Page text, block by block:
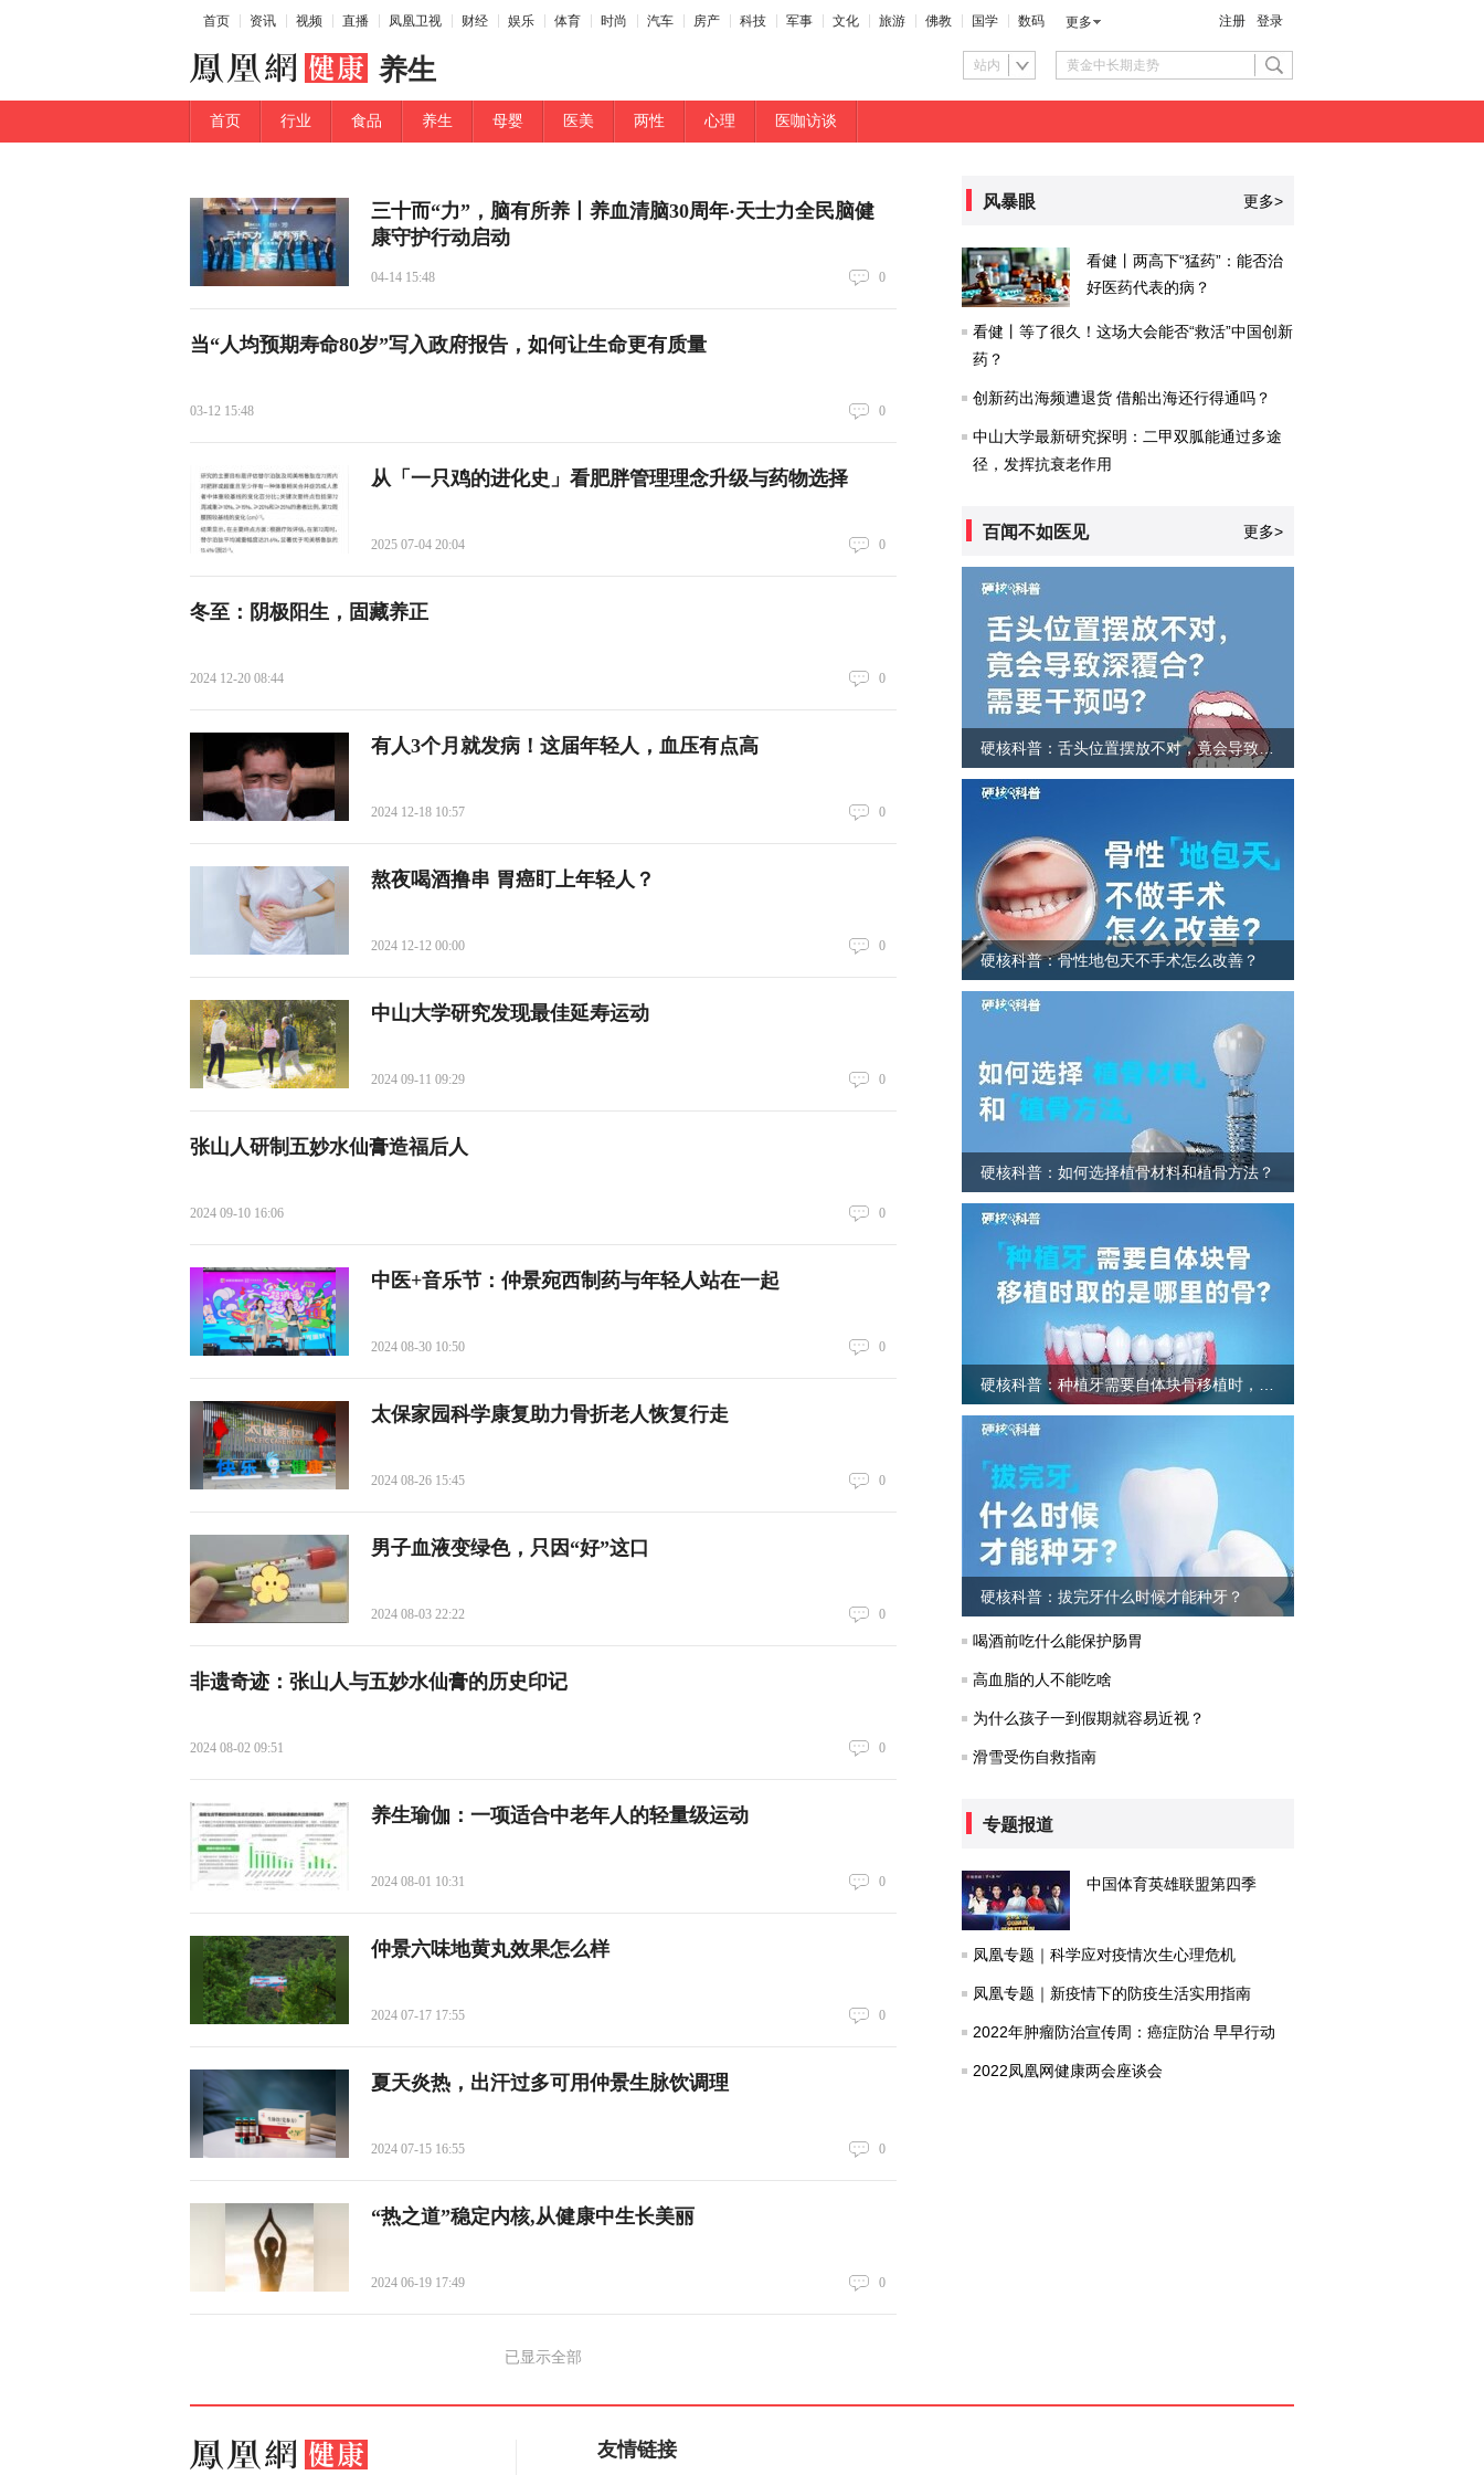
首页 资讯 视频 直播 凤凰卫视 财经 娱乐 体育 时尚 汽车 房产 科技 军事 文化 旅游 佛教 国学 数码 更多 注册 登录
养生 站内
首页 行业 食品 养生 母婴 医美 两性 心理 医咖访谈
三十而“力”，脑有所养丨养血清脑30周年·天士力全民脑健
康守护行动启动
04-14 15:48 0
当“人均预期寿命80岁”写入政府报告，如何让生命更有质量
03-12 15:48 0
从「一只鸡的进化史」看肥胖管理理念升级与药物选择
2025 07-04 20:04 0
冬至：阴极阳生，固藏养正
2024 12-20 08:44 0
有人3个月就发病！这届年轻人，血压有点高
2024 12-18 10:57 0
熬夜喝酒撸串 胃癌盯上年轻人？
2024 12-12 00:00 0
中山大学研究发现最佳延寿运动
2024 09-11 09:29 0
张山人研制五妙水仙膏造福后人
2024 09-10 16:06 0
中医+音乐节：仲景宛西制药与年轻人站在一起
2024 08-30 10:50 0
太保家园科学康复助力骨折老人恢复行走
2024 08-26 15:45 0
男子血液变绿色，只因“好”这口
2024 08-03 22:22 0
非遗奇迹：张山人与五妙水仙膏的历史印记
2024 08-02 09:51 0
养生瑜伽：一项适合中老年人的轻量级运动
2024 08-01 10:31 0
仲景六味地黄丸效果怎么样
2024 07-17 17:55 0
夏天炎热，出汗过多可用仲景生脉饮调理
2024 07-15 16:55 0
“热之道”稳定内核,从健康中生长美丽
2024 06-19 17:49 0
已显示全部
风暴眼 更多>
看健丨两高下“猛药”：能否治
好医药代表的病？
看健丨等了很久！这场大会能否“救活”中国创新
药？
创新药出海频遭退货 借船出海还行得通吗？
中山大学最新研究探明：二甲双胍能通过多途
径，发挥抗衰老作用
百闻不如医见 更多>
硬核科普：舌头位置摆放不对，竟会导致深覆合？需要干预吗？
硬核科普：骨性地包天不手术怎么改善？
硬核科普：如何选择植骨材料和植骨方法？
硬核科普：拔完牙什么时候才能种牙？
喝酒前吃什么能保护肠胃
高血脂的人不能吃啥
为什么孩子一到假期就容易近视？
滑雪受伤自救指南
专题报道
中国体育英雄联盟第四季
凤凰专题｜科学应对疫情次生心理危机
凤凰专题｜新疫情下的防疫生活实用指南
2022年肿瘤防治宣传周：癌症防治 早早行动
2022凤凰网健康两会座谈会
友情链接